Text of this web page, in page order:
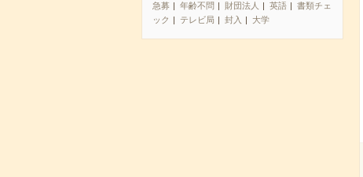
急募 年齢不問 財団法人 英語
書類チェ
ック
テレビ局 封入 大学